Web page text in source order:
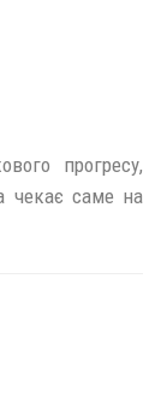
прогресу,
чекає саме на